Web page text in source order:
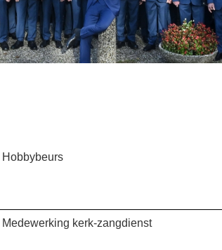
Hobbybeurs
Medewerking kerk-zangdienst